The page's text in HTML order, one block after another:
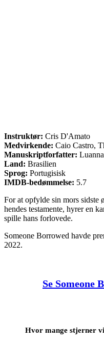
Instruktør: Cris D'Amato
Medvirkende: Caio Castro,
Manuskriptforfatter:
Land: Brasilien
Sprog: Portugisisk
IMDB-bedømmelse: 5.7
For at opfylde sin mors sidste
hendes testamente, hyrer en
spille hans forlovede.
Someone Borrowed havde
2022.
Se Someone
Hvor mange stjerner